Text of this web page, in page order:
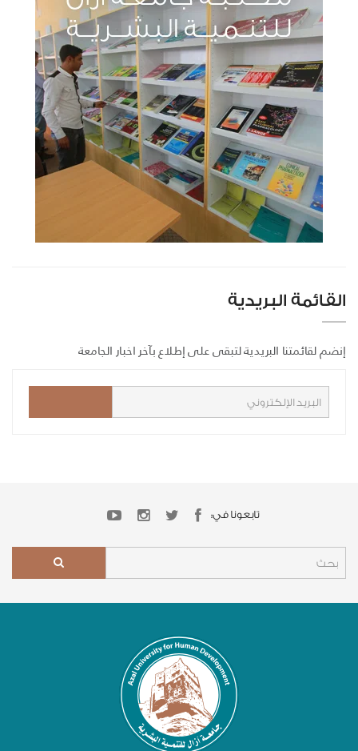
القائمة البريدية
إنضم لقائمتنا البريدية لتبقى على إطلاع بآخر اخبار الجامعة
تابعونا في: